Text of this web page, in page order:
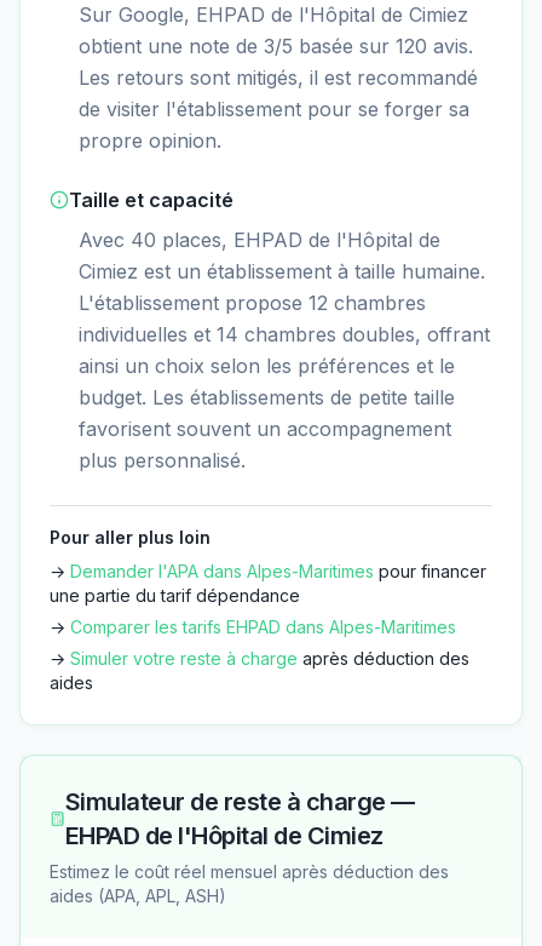
Sur Google, EHPAD de l'Hôpital de Cimiez
obtient une note de 3/5 basée sur 120 avis.
Les retours sont mitigés, il est recommandé
de visiter l'établissement pour se forger sa
propre opinion.
Taille et capacité
Avec 40 places, EHPAD de l'Hôpital de
Cimiez est un établissement à taille humaine.
L'établissement propose 12 chambres
individuelles et 14 chambres doubles, offrant
ainsi un choix selon les préférences et le
budget. Les établissements de petite taille
favorisent souvent un accompagnement
plus personnalisé.
Pour aller plus loin
→ Demander l'APA dans Alpes-Maritimes pour financer
une partie du tarif dépendance
→ Comparer les tarifs EHPAD dans Alpes-Maritimes
→ Simuler votre reste à charge après déduction des
aides
Simulateur de reste à charge —
EHPAD de l'Hôpital de Cimiez
Estimez le coût réel mensuel après déduction des
aides (APA, APL, ASH)